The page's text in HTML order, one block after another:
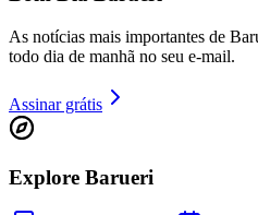
As notícias mais importantes de
todo dia de manhã no seu e-mail.
Assinar grátis
Explore Barueri